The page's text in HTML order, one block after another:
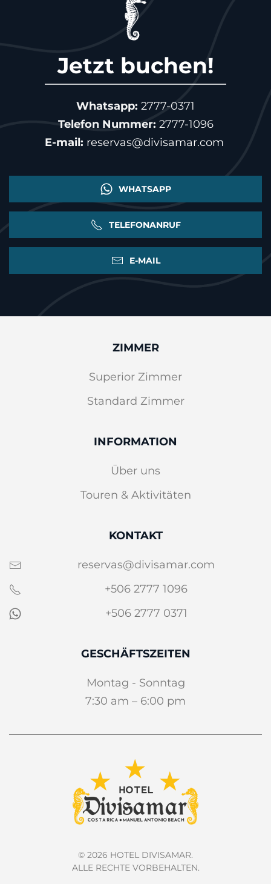
Jetzt buchen!
Whatsapp: 2777-0371
Telefon Nummer: 2777-1096
E-mail: reservas@divisamar.com
WHATSAPP
TELEFONANRUF
E-MAIL
ZIMMER
Superior Zimmer
Standard Zimmer
INFORMATION
Über uns
Touren & Aktivitäten
KONTAKT
reservas@divisamar.com
+506 2777 1096
+506 2777 0371
GESCHÄFTSZEITEN
Montag - Sonntag
7:30 am – 6:00 pm
© 2026 HOTEL DIVISAMAR.
ALLE RECHTE VORBEHALTEN.